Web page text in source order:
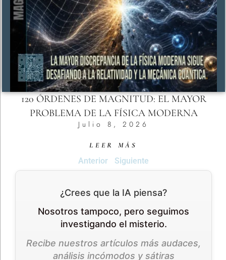
120 ÓRDENES DE MAGNITUD: EL MAYOR
PROBLEMA DE LA FÍSICA MODERNA
Julio 8, 2026
LEER MÁS
Anterior Siguiente
¿Crees que la IA piensa?
Nosotros tampoco, pero seguimos
investigando el misterio.
Recibe nuestros artículos más audaces,
análisis incómodos y sátiras